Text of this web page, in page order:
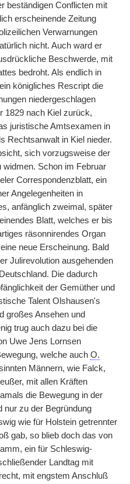
beständigen Conflicten mit
erscheinende Zeitung
Verwarnungen
nicht. Auch ward er
Beschwerde, mit
bedroht. Als endlich in
königliches Rescript die
niedergeschlagen
1829 nach Kiel zurück,
juristische Amtsexamen in
Rechtsanwalt in Kiel nieder.
sich vorzugsweise der
Schon im Februar
Correspondenzblatt, ein
Angelegenheiten in
anfänglich zweimal, später
Blatt, welches er bis
räsonnirendes Organ
neue Erscheinung. Bald
Julirevolution ausgehenden
Die dadurch
der Gemüther und
Talent Olshausen's
großes Ansehen und
trug auch dazu bei die
Uwe Jens Lornsen
welche auch O.
Männern, wie Falck,
mit allen Kräften
die Bewegung in der
nur zu der Begründung
wie für Holstein getrennter
gab, so blieb doch das von
ein für Schleswig-
Landtag mit
mit engstem Anschluß